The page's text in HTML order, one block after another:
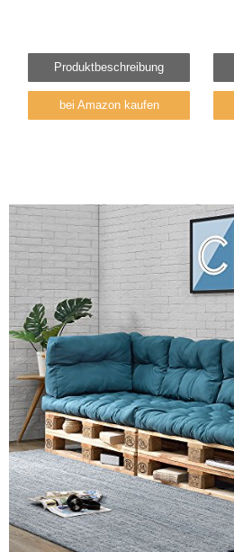
Produktbeschreibung
bei Amazon kaufen